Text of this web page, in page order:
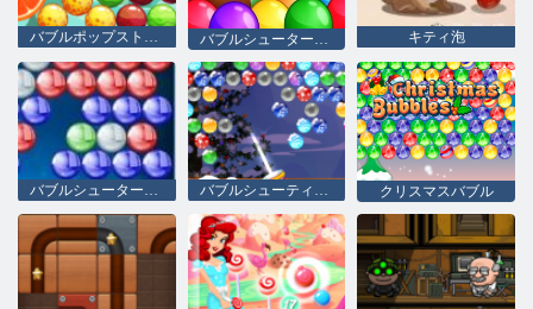
バブルポップストーリー キティ泡
バブルシューターHD バブルシューティングのクリスマス クリスマスバブル